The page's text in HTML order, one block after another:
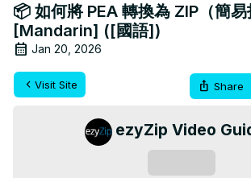
📦 如何將 PEA 轉換為 ZIP（簡易
[Mandarin] ([國語])
Jan 20, 2026
Visit Site Share
ezyZip Video